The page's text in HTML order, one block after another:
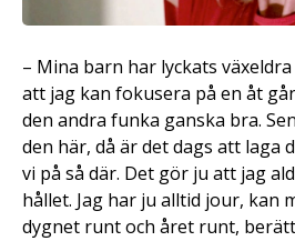
– Mina barn har lyckats
att jag kan fokusera på en åt
den andra funka ganska bra.
den här, då är det dags att laga
vi på så där. Det gör ju att jag
hållet. Jag har ju alltid jour, kan
dygnet runt och året runt,